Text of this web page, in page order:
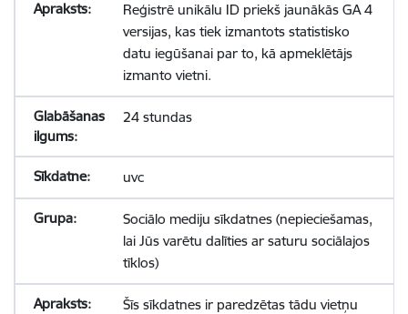
Reģistrē unikālu ID priekš jaunākās GA 4
versijas, kas tiek izmantots statistisko
datu iegūšanai par to, kā apmeklētājs
izmanto vietni.
24 stundas
uvc
Sociālo mediju sīkdatnes (nepieciešamas,
lai Jūs varētu dalīties ar saturu sociālajos
tīklos)
Šīs sīkdatnes ir paredzētas tādu vietņu